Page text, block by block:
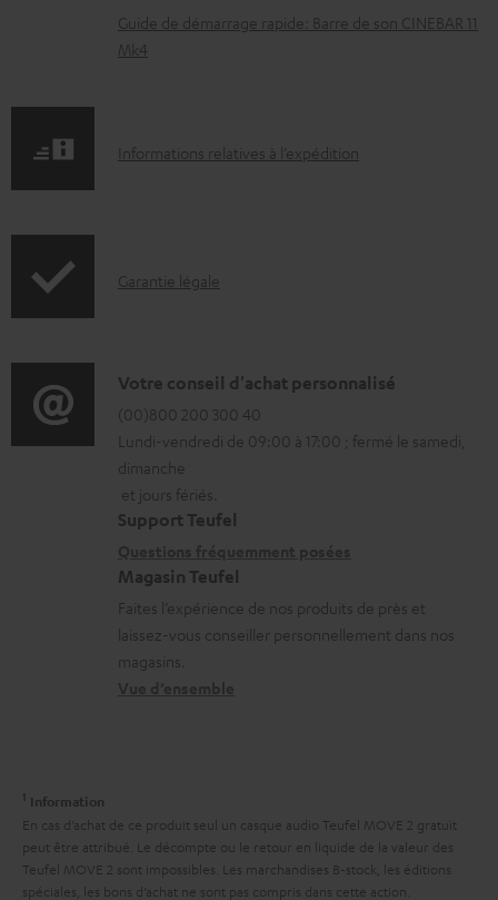
h
l
Guide de démarrage rapide: Barre de son CINEBAR 11
Mk4
I
r
t
i
o
n
s
e
a
s
à
l
Informations relatives à l’expédition
I
o
r
m
a
t
o
n
s
t
i
v
Garantie légale
D
é
t
a
i
s
c
o
t
Votre conseil d'achat personnalisé
(00)800 200 300 40
Lundi-vendredi de 09:00 à 17:00 ; fermé le samedi,
dimanche
et jours fériés.
Support Teufel
Magasin Teufel
Faites l’expérience de nos produits de près et
laissez-vous conseiller personnellement dans nos
magasins.
1 Information
En cas d’achat de ce produit seul un casque audio Teufel MOVE 2 gratuit
peut être attribué. Le décompte ou le retour en liquide de la valeur des
Teufel MOVE 2 sont impossibles. Les marchandises B-stock, les éditions
spéciales, les bons d’achat ne sont pas compris dans cette action.